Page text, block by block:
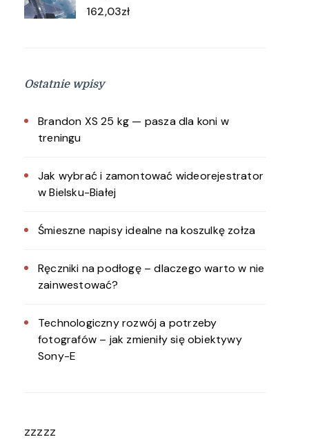
162,03zł
Ostatnie wpisy
Brandon XS 25 kg — pasza dla koni w
treningu
Jak wybrać i zamontować wideorejestrator
w Bielsku-Białej
Śmieszne napisy idealne na koszulkę zołza
Ręczniki na podłogę – dlaczego warto w nie
zainwestować?
Technologiczny rozwój a potrzeby
fotografów – jak zmieniły się obiektywy
Sony-E
zzzzz